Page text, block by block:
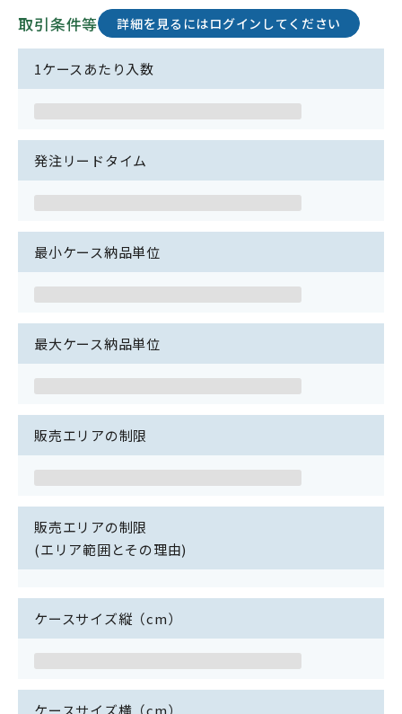
取引条件等 詳細を見るにはログインしてください
1ケースあたり入数
発注リードタイム
最小ケース納品単位
最大ケース納品単位
販売エリアの制限
販売エリアの制限
(エリア範囲とその理由)
ケースサイズ縦（cm）